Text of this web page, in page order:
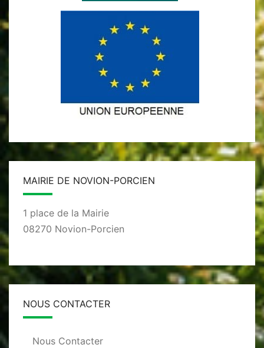
MAIRIE DE NOVION-PORCIEN
1 place de la Mairie
08270 Novion-Porcien
NOUS CONTACTER
Nous Contacter